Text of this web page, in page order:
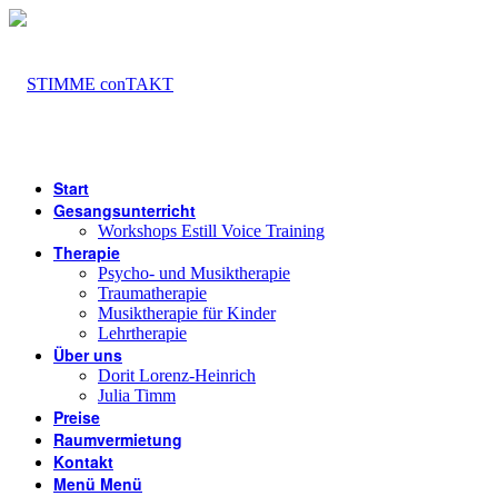
Start
Gesangsunterricht
Workshops Estill Voice Training
Therapie
Psycho- und Musiktherapie
Traumatherapie
Musiktherapie für Kinder
Lehrtherapie
Über uns
Dorit Lorenz-Heinrich
Julia Timm
Preise
Raumvermietung
Kontakt
Menü Menü